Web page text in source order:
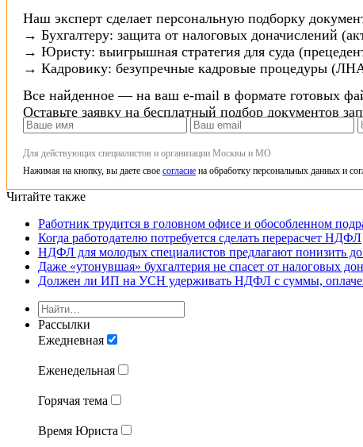
Наш эксперт сделает персональную подборку
→ Бухгалтеру: защита от налоговых доначислений
→ Юристу: выигрышная стратегия для суда
→ Кадровику: безупречные кадровые процедуры
Все найденное — на ваш e-mail в формате готовых
Оставьте заявку на бесплатный подбор документов
Для действующих специалистов и организации Москвы и МО
Нажимая на кнопку, вы даете свое согласие на обработку персональных данных и
Читайте также
Работник трудится в головном офисе и обособленном
Когда работодателю потребуется сделать перерасчет НДФЛ
НДФЛ для молодых специалистов предлагают понизить
Даже «утонувшая» бухгалтерия не спасет от налоговых
Должен ли ИП на УСН удерживать НДФЛ с суммы,
Рассылки
Ежедневная
Еженедельная
Горячая тема
Время Юриста